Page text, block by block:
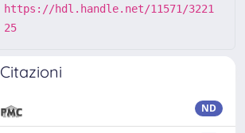
https://hdl.handle.net/11571/3221
25
Citazioni
ND